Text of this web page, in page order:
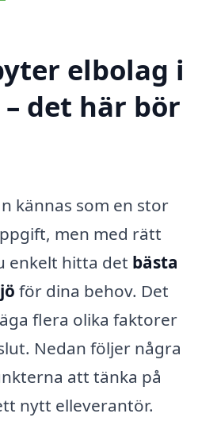
elbolag i
det här bör
kännas som en stor
men med rätt
enkelt hitta det bästa
för dina behov. Det
flera olika faktorer
Nedan följer några
att tänka på
nytt elleverantör.